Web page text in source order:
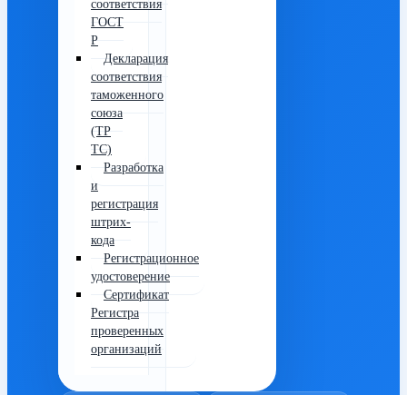
соответствия
ГОСТ
Р
Декларация
соответствия
таможенного
союза
(ТР
ТС)
Разработка
и
регистрация
штрих-
кода
Регистрационное
удостоверение
Сертификат
Регистра
проверенных
организаций